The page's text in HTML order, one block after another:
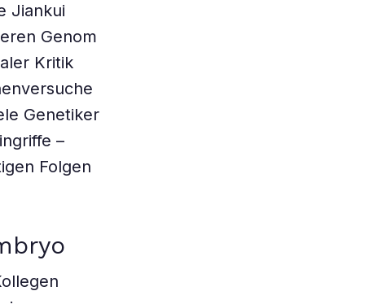
Jiankui
Genom
Kritik
Genetiker
–
Folgen